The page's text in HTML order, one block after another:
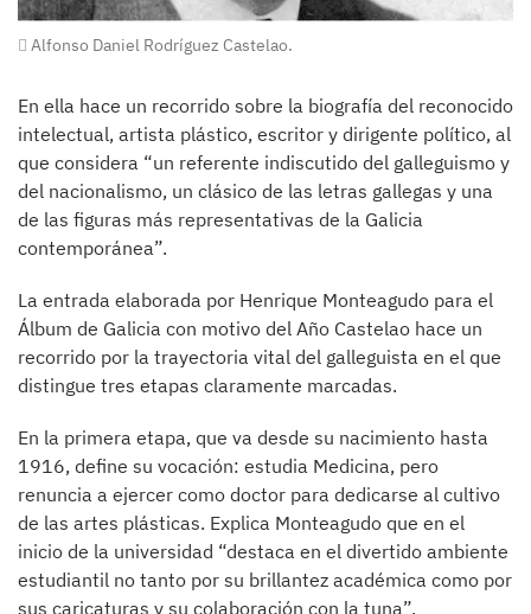
Alfonso Daniel Rodríguez Castelao.
En ella hace un recorrido sobre la biografía del reconocido
intelectual, artista plástico, escritor y dirigente político, al
que considera “un referente indiscutido del galleguismo y
del nacionalismo, un clásico de las letras gallegas y una
de las figuras más representativas de la Galicia
contemporánea”.
La entrada elaborada por Henrique Monteagudo para el
Álbum de Galicia con motivo del Año Castelao hace un
recorrido por la trayectoria vital del galleguista en el que
distingue tres etapas claramente marcadas.
En la primera etapa, que va desde su nacimiento hasta
1916, define su vocación: estudia Medicina, pero
renuncia a ejercer como doctor para dedicarse al cultivo
de las artes plásticas. Explica Monteagudo que en el
inicio de la universidad “destaca en el divertido ambiente
estudiantil no tanto por su brillantez académica como por
sus caricaturas y su colaboración con la tuna”.